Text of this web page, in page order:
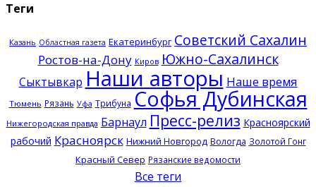
Теги
Казань Областная газета Екатеринбург Советский Сахалин
Ростов-на-Дону Киров Южно-Сахалинск
Сыктывкар Наши авторы Наше время
Тюмень Рязань Уфа Трибуна Софья Дубинская
Нижегородская правда Барнаул Пресс-релиз Красноярский
рабочий Красноярск Нижний Новгород Вологда Золотой Гонг
Красный Север Рязанские ведомости
Все теги